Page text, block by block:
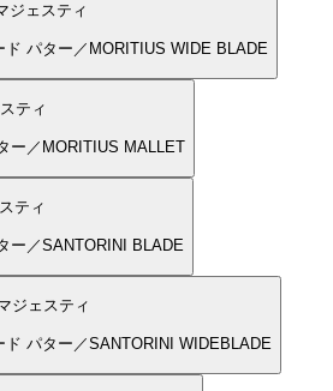
ジェスティ
パター／MORITIUS WIDE BLADE
ティ
ー／MORITIUS MALLET
ティ
ー／SANTORINI BLADE
ジェスティ
パター／SANTORINI WIDEBLADE